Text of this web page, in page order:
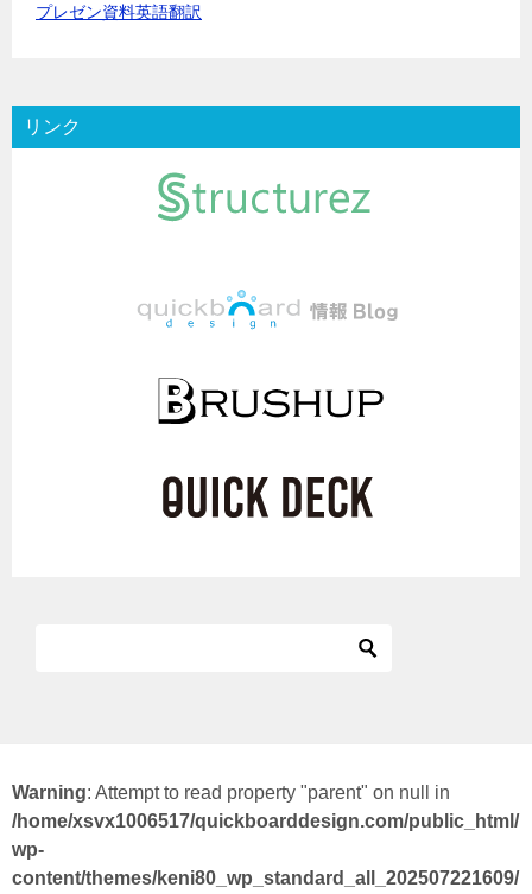
プレゼン資料英語翻訳
リンク
Warning: Attempt to read property "parent" on null in
/home/xsvx1006517/quickboarddesign.com/public_html/
wp-
content/themes/keni80_wp_standard_all_202507221609/